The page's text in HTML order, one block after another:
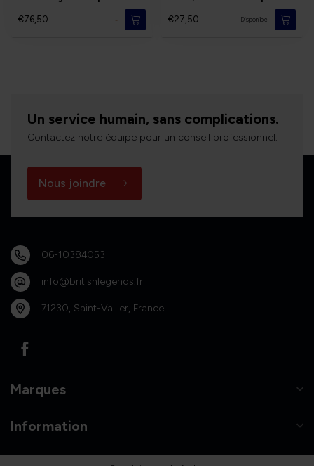
€76,50 - €27,50 Disponible
Un service humain, sans complications.
Contactez notre équipe pour un conseil professionnel.
Nous joindre
06-10384053
info@britishlegends.fr
71230, Saint-Vallier, France
Marques
Information